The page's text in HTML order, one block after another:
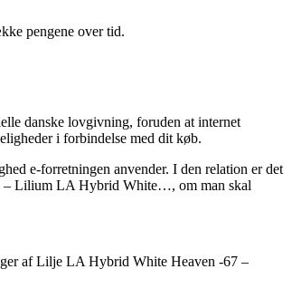
pengene over tid.
danske lovgivning, foruden at internet
i forbindelse med dit køb.
e-forretningen anvender. I den relation er det
– Lilium LA Hybrid White…, om man skal
af Lilje LA Hybrid White Heaven -67 –